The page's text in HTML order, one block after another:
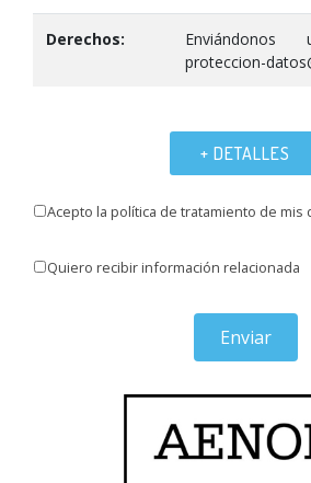
Derechos:
proteccion-
+ DETALLES
Acepto la política de tratamiento de mis
Quiero recibir información relacionada
Enviar